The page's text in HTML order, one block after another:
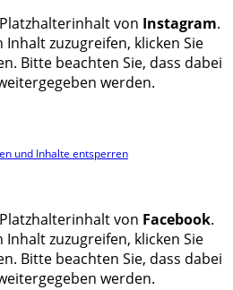
von Instagram.
zuzugreifen, klicken Sie
Bitte beachten Sie, dass dabei
werden.
und Inhalte entsperren
von Facebook.
zuzugreifen, klicken Sie
Bitte beachten Sie, dass dabei
werden.